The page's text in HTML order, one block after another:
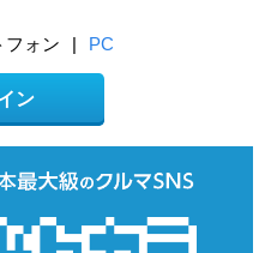
フォン | PC
ン